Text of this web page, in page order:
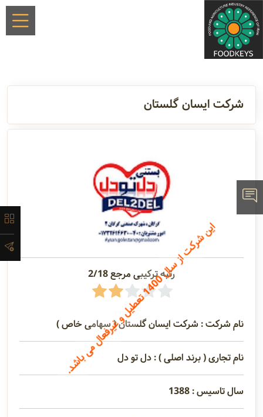
×
معرفی
لیست
محصولات
تماس
مدیران و
مسئولین
ا
ی
ن
ش
ر
ک
ت
ا
ز
س
ا
ل
1
4
0
0
ت
ع
ط
ی
ل
و
غ
ی
ر
ف
ع
ا
ل
م
ی
ب
ا
ش
د
.
شرکت ایسان گلستان
رتبه ترکیبی مرجع 2/18
نام شرکت : شرکت ایسان گلستان ( سهامی خاص )
نام تجاری ( برند اصلی ) : دل تو دل
سال تاسیس : 1388